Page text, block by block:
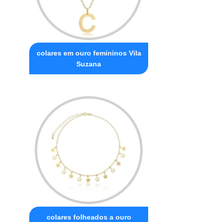
colares em ouro femininos Vila
Suzana
colares folheados a ouro